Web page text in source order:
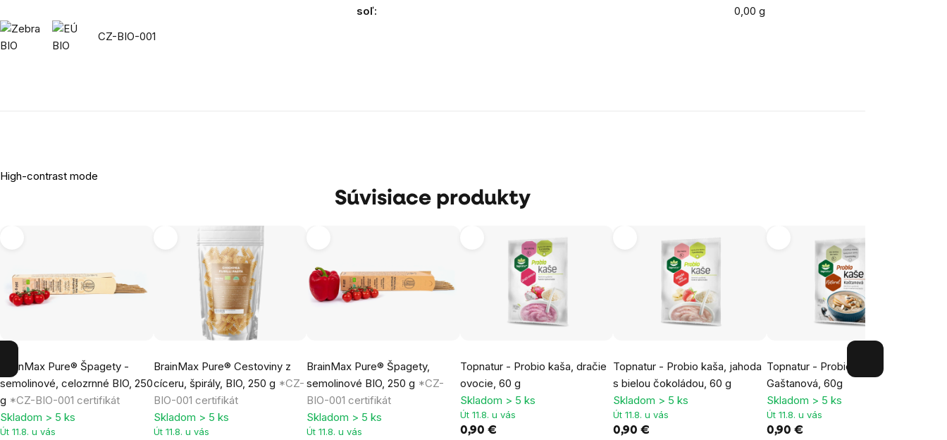
soľ:
0,00 g
CZ-BIO-001
High-contrast mode
Súvisiace produkty
BrainMax Pure® Špagety -
semolinové, celozrnné BIO, 250
g *CZ-BIO-001 certifikát
Skladom > 5 ks
Út 11.8. u vás
BrainMax Pure® Cestoviny z
cíceru, špirály, BIO, 250 g *CZ-
BIO-001 certifikát
Skladom > 5 ks
Út 11.8. u vás
BrainMax Pure® Špagety,
semolinové BIO, 250 g *CZ-
BIO-001 certifikát
Skladom > 5 ks
Út 11.8. u vás
Topnatur - Probio kaša, dračie
ovocie, 60 g
Skladom > 5 ks
Út 11.8. u vás
0,90 €
Topnatur - Probio kaša, jahoda
s bielou čokoládou, 60 g
Skladom > 5 ks
Út 11.8. u vás
0,90 €
Topnatur - Probio kaša,
Gaštanová, 60g
Skladom > 5 ks
Út 11.8. u vás
0,90 €